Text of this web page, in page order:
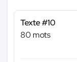
Texte #10
80 mots